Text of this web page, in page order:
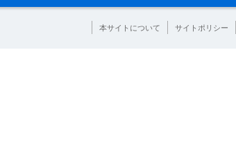
本サイトについて サイトポリシー